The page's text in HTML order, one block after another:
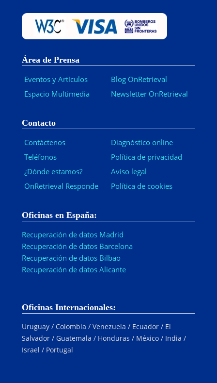
Área de Prensa
Eventos y Artículos
Espacio Multimedia
Blog OnRetrieval
Newsletter OnRetrieval
Contacto
Contáctenos
Teléfonos
¿Dónde estamos?
OnRetrieval Responde
Diagnóstico online
Política de privacidad
Aviso legal
Política de cookies
Oficinas en España:
Recuperación de datos Madrid
Recuperación de datos Barcelona
Recuperación de datos Bilbao
Recuperación de datos Alicante
Oficinas Internacionales:
Uruguay / Colombia / Venezuela / Ecuador / El
Salvador / Guatemala / Honduras / México / India /
Israel / Portugal